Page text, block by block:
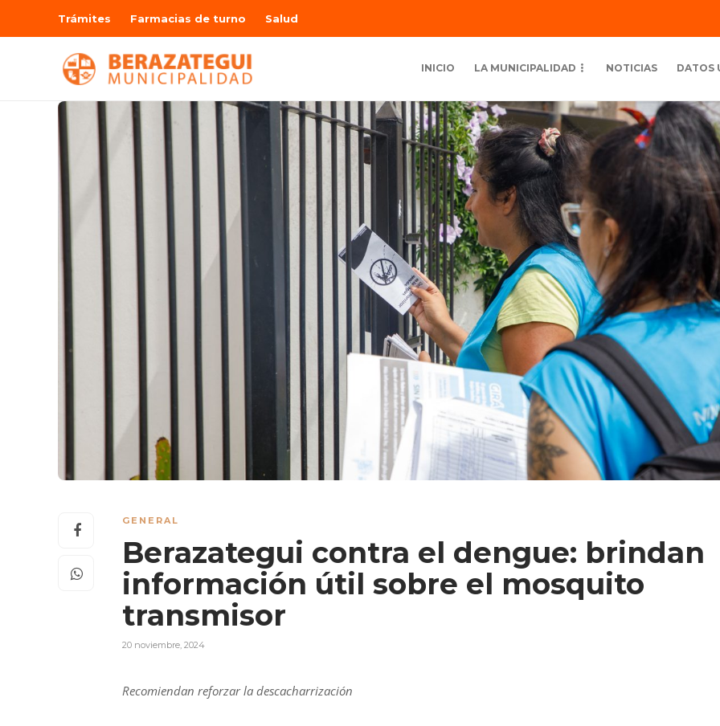
Trámites Farmacias de turno Salud
INICIO LA MUNICIPALIDAD NOTICIAS DATOS
GENERAL
Berazategui contra el dengue: brindan
información útil sobre el mosquito
transmisor
20 noviembre, 2024
Recomiendan reforzar la descacharrización